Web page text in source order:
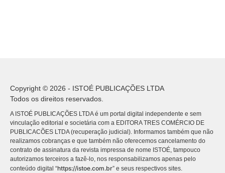
Copyright © 2026 - ISTOÉ PUBLICAÇÕES LTDA
Todos os direitos reservados.
A ISTOÉ PUBLICAÇÕES LTDA é um portal digital independente e sem
vinculação editorial e societária com a EDITORA TRES COMÉRCIO DE
PUBLICACÕES LTDA (recuperação judicial). Informamos também que não
realizamos cobranças e que também não oferecemos cancelamento do
contrato de assinatura da revista impressa de nome ISTOÉ, tampouco
autorizamos terceiros a fazê-lo, nos responsabilizamos apenas pelo
conteúdo digital “https://istoe.com.br” e seus respectivos sites.